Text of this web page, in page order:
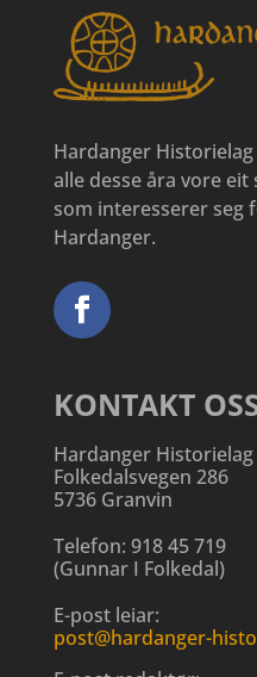
Hardanger
alle desse åra vore
som interesserer
Hardanger.
KONTAKT
Hardanger Historielag
Folkedalsvegen 286
5736 Granvin
Telefon: 918 45 719
(Gunnar I Folkedal)
E-post leiar:
post@hardanger-